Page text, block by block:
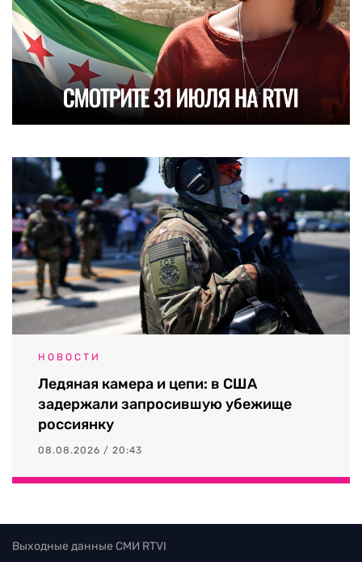
НОВОСТИ
Ледяная камера и цепи: в США
задержали запросившую убежище
россиянку
08.08.2026 / 20:43
Выходные данные СМИ RTVI